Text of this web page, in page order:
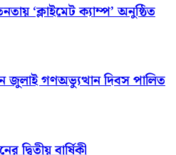
‘ক্লাইমেট ক্যাম্প’ অনুষ্ঠিত
জুলাই গণঅভ্যুত্থান দিবস পালিত
বার্ষিকী